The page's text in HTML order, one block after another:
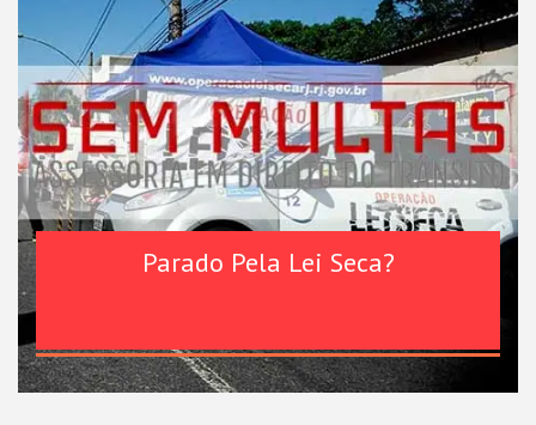
Parado Pela Lei Seca?